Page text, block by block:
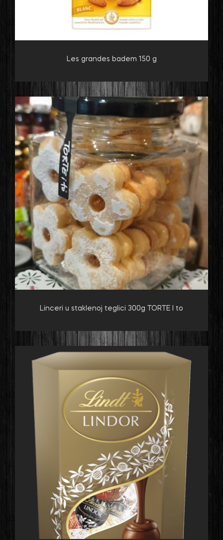
Les grandes badem 150 g
Linceri u staklenoj teglici 300g TORTE I to